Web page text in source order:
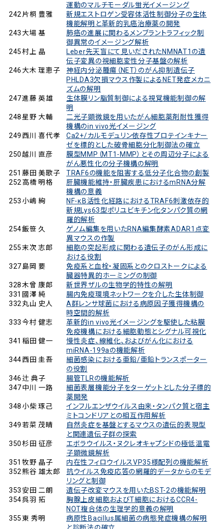
運動のマルチモーダル蛍光イメージング
242 片桐 豊雅
新規エストロゲン受容体活性制御分子の生体
機能解明と革新的乳癌治療薬の開発
243大場 基
肺癌の進展に関わるメンブラントラフィック制
御異常のイメージング解析
245村上 晶
Leber先天盲にて見いだされたNMNAT1の遺
伝子変異の視細胞変性分子基盤の解析
246大木 理恵子
神経内分泌腫瘍（NET）のがん抑制遺伝子
PHLDA3欠損マウス作製によるNET発症メカニ
ズムの解明
247進藤 英雄
生体膜リン脂質制御による視覚機能制御の解
明
248星野 大輔
二光子顕微鏡を用いたがん細胞薬剤耐性獲得
機構のin vivo光イメージング
249 西川 喜代孝
Ca2+/カルモデュリン依存性プロテインキナー
ゼを標的とした破骨細胞分化制御法の確立
250越川 直彦
膜型MMP（MT1-MMP）とその周辺分子による
がん悪性化の分子機構の解明
251 藤田 美歌子
TRAF6の機能を阻害する低分子化合物の創製
252 高橋 明格
肝臓機能維持・肝臓疾患におけるmRNA分解
機構の意義
253 小嶋 絢
NF-κB活性化経路におけるTRAF6刺激依存的
新規Lys63型ポリユビキチン化タンパク質の網
羅的解析
254飯笹 久
ゲノム編集を用いたRNA編集酵素ADAR1点変
異マウスの作製
255末次 志郎
細胞の突起形成に関わる遺伝子のがん形成に
おける役割
327島岡 要
免疫系と血栓・凝固系とのクロストークによる
臓器特異的ホーミングの制御
328木曾 康郎
新世界ザルの生物学的特性の解明
331 國澤 純
腸内免疫環境ネットワークを介した生体制御
332 丸山 史人
A群レンサ球菌における病原因子獲得機構の
時空間的解析
333今村 健志
革新的in vivo光イメージングを駆使した粘膜
免疫機構における細胞動態とシグナル可視化
341 稲田 健一
慢性炎症、線維化、およびがん化における
miRNA-199aの機能解析
344西田 圭吾
細菌感染における亜鉛/亜鉛トランスポーター
の役割
346 辻 典子
腸管TLRの機能解析
347中川 一路
細菌表層機能分子をターゲットとした分子標的
薬開発
348 小柴 琢己
インフルエンザウイルス由来・タンパク質と宿主
ミトコンドリアとの相互作用解析
349若菜 茂晴
自然炎症を基盤とするマウスの遺伝的表現型
と関連遺伝子群の探索
350杉田 征彦
エボラウイルス・ヌクレオキャプシドの極低温電
子顕微鏡解析
351 牧野 晶子
内在性フィロウイルスVP35様配列の機能解析
352熊谷 雄太郎
抗ウイルス免疫応答の網羅的データからのモデ
リングと制御
353安田 二朗
遺伝子改変マウスを用いたBST-2の機能解明
354呉羽 拓
胸腺上皮細胞およびT細胞におけるCCR4-
NOT複合体の生理学的意義の解明
355東 秀明
病原性Bacillus属細菌の病態発症機構の解明